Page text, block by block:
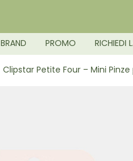
BRAND PROMO RICHIEDI
Clipstar Petite Four – Mini